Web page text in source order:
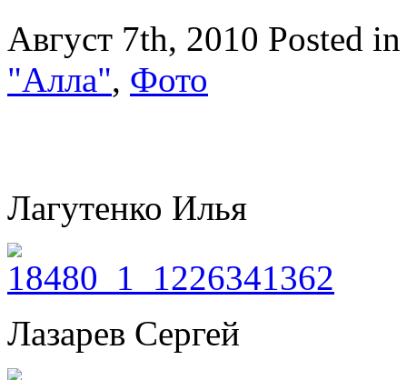
Август 7th, 2010 Posted
"Алла", Фото
Лагутенко Илья
Лазарев Сергей